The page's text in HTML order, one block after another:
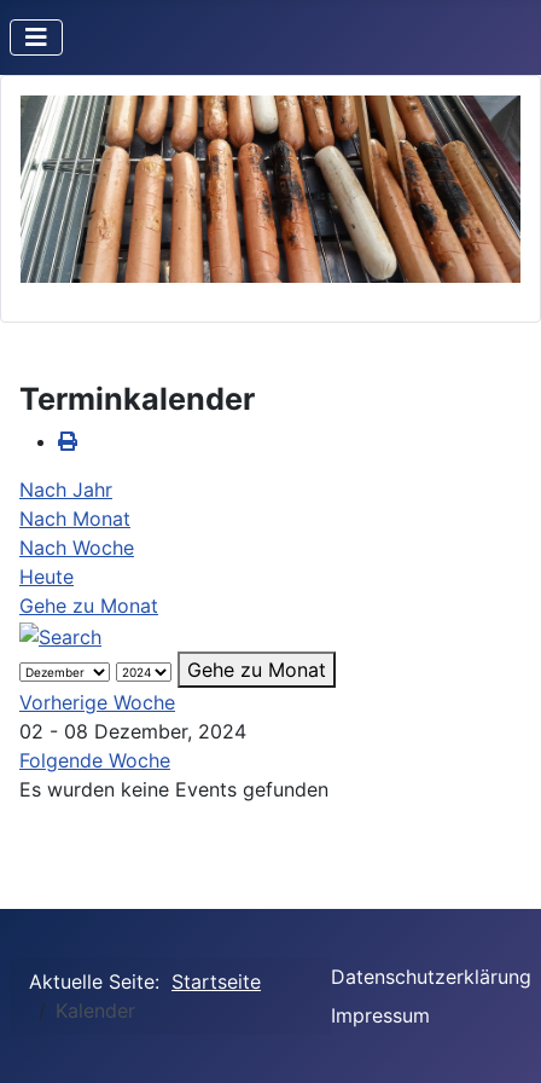
Terminkalender
Nach Jahr
Nach Monat
Nach Woche
Heute
Gehe zu Monat
Gehe zu Monat
Vorherige Woche
02 - 08 Dezember, 2024
Folgende Woche
Es wurden keine Events gefunden
Aktuelle Seite: Startseite
Kalender
Datenschutzerklärung
Impressum